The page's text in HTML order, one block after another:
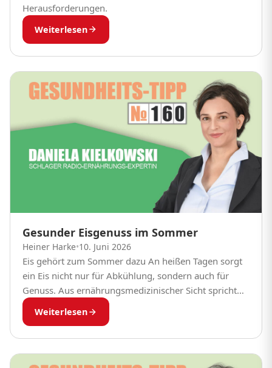
Herausforderungen.
Weiterlesen
Gesunder Eisgenuss im Sommer
Heiner Harke•10. Juni 2026
Eis gehört zum Sommer dazu An heißen Tagen sorgt
ein Eis nicht nur für Abkühlung, sondern auch für
Genuss. Aus ernährungsmedizinischer Sicht spricht
nichts dagegen, sich regelmäßig eine Kugel zu...
Weiterlesen